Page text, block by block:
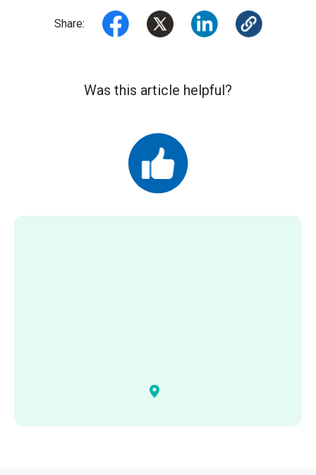
Share:
Was this article helpful?